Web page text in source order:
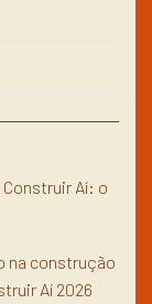
Aí: o
na construção
Aí 2026